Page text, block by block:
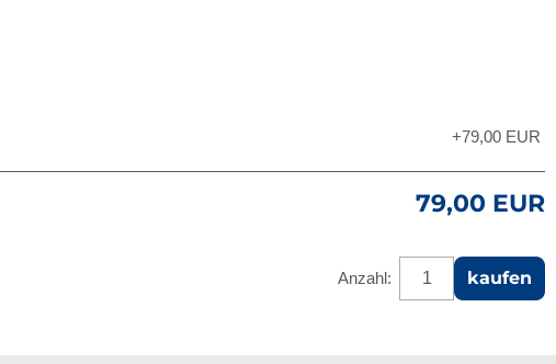
+79,00 EUR
79,00 EUR
Anzahl: kaufen